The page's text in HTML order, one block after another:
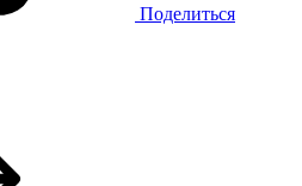
Поделиться